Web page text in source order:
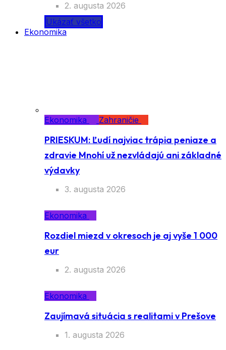
2. augusta 2026
Ukázať všetko
Ekonomika
Ekonomika Zahraničie
PRIESKUM: Ľudí najviac trápia peniaze a
zdravie Mnohí už nezvládajú ani základné
výdavky
3. augusta 2026
Ekonomika
Rozdiel miezd v okresoch je aj vyše 1 000
eur
2. augusta 2026
Ekonomika
Zaujímavá situácia s realitami v Prešove
1. augusta 2026